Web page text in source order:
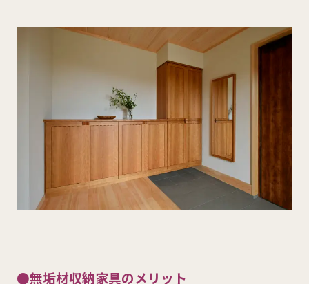
●無垢材収納家具のメリット